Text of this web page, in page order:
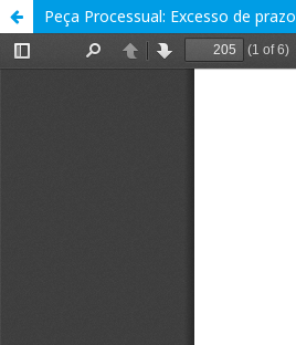
Peça Processual: Excesso de